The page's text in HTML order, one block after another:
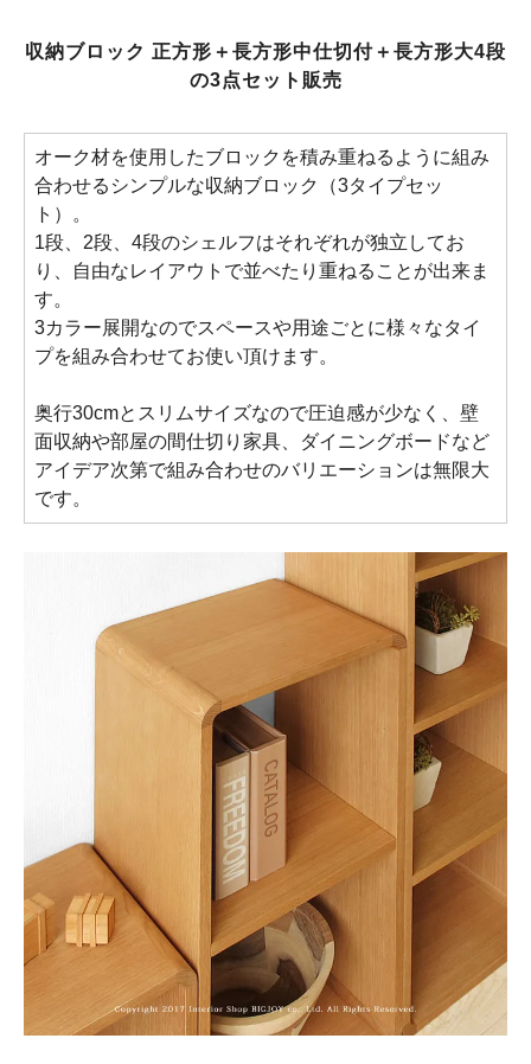
収納ブロック 正方形＋長方形中仕切付＋長方形大4段
の3点セット販売
オーク材を使用したブロックを積み重ねるように組み
合わせるシンプルな収納ブロック（3タイプセッ
ト）。
1段、2段、4段のシェルフはそれぞれが独立してお
り、自由なレイアウトで並べたり重ねることが出来ま
す。
3カラー展開なのでスペースや用途ごとに様々なタイ
プを組み合わせてお使い頂けます。
奥行30cmとスリムサイズなので圧迫感が少なく、壁
面収納や部屋の間仕切り家具、ダイニングボードなど
アイデア次第で組み合わせのバリエーションは無限大
です。